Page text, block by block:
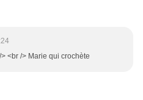
<br /> Marie qui crochète